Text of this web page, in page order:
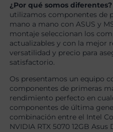
¿Por qué somos diferentes?
utilizamos componentes de
mano a mano con ASUS y
montaje seleccionan los
actualizables y con la mejor
versatilidad y precio para
satisfactorio.
Os presentamos un equipo
componentes de primeras
rendimiento perfecto en
componentes de última
combinación entre el Intel
NVIDIA RTX 5070 12GB Asus